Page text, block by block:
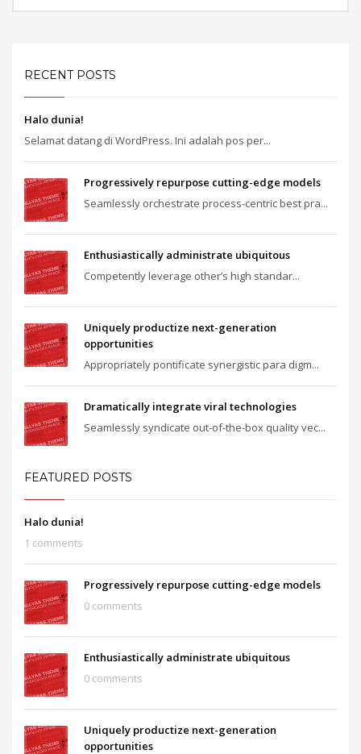
RECENT POSTS
Halo dunia!
Selamat datang di WordPress. Ini adalah pos per...
Progressively repurpose cutting-edge models
Seamlessly orchestrate process-centric best pra...
Enthusiastically administrate ubiquitous
Competently leverage other’s high standar...
Uniquely productize next-generation
opportunities
Appropriately pontificate synergistic para digm...
Dramatically integrate viral technologies
Seamlessly syndicate out-of-the-box quality vec...
FEATURED POSTS
Halo dunia!
1 comments
Progressively repurpose cutting-edge models
0 comments
Enthusiastically administrate ubiquitous
0 comments
Uniquely productize next-generation
opportunities